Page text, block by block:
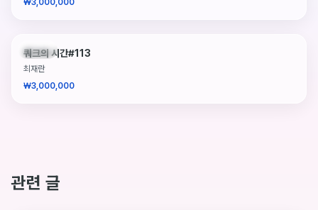
₩3,000,000
판매중
쿼크의 시간#113
최재란
₩3,000,000
관련 글